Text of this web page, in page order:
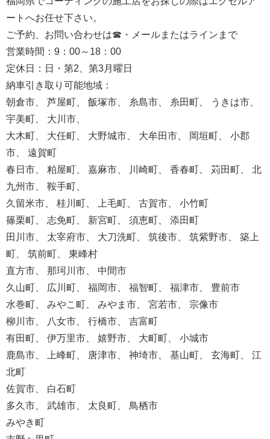
ートへお任せ下さい。
ご予約、お問い合わせは☎・メールまたはラインまで
営業時間：9：00～18：00
定休日：日・第2、第3月曜日
納車引き取り可能地域：
朝倉市、 芦屋町、 飯塚市、 糸島市、 糸田町、 うきは市、
宇美町、 大川市、
大木町、 大任町、 大野城市、 大牟田市、 岡垣町、 小郡
市、 遠賀町
春日市、 粕屋町、 嘉麻市、 川崎町、 香春町、 苅田町、 北
九州市、 鞍手町、
久留米市、 桂川町、 上毛町、 古賀市、 小竹町
篠栗町、 志免町、 新宮町、 須恵町、 添田町
田川市、 太宰府市、 大刀洗町、 筑後市、 筑紫野市、 築上
町、 筑前町、 東峰村
直方市、 那珂川市、 中間市
久山町、 広川町、 福岡市、 福智町、 福津市、 豊前市
水巻町、 みやこ町、 みやま市、 宮若市、 宗像市
柳川市、 八女市、 行橋市、 吉富町
有田町、 伊万里市、 嬉野市、 大町町、 小城市
鹿島市、 上峰町、 唐津市、 神埼市、 基山町、 玄海町、 江
北町
佐賀市、 白石町
多久市、 武雄市、 太良町、 鳥栖市
みやき町